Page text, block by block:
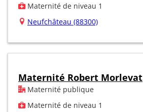
Maternité de niveau 1
Neufchâteau (88300)
Maternité Robert Morlevat
Maternité publique
Maternité de niveau 1